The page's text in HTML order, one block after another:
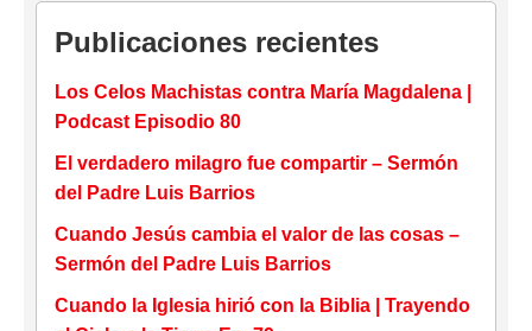
Publicaciones recientes
Los Celos Machistas contra María Magdalena |
Podcast Episodio 80
El verdadero milagro fue compartir – Sermón
del Padre Luis Barrios
Cuando Jesús cambia el valor de las cosas –
Sermón del Padre Luis Barrios
Cuando la Iglesia hirió con la Biblia | Trayendo